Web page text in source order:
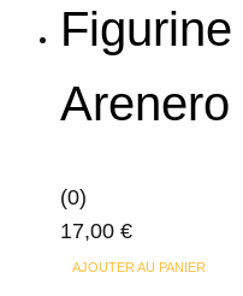
Arenero
(0)
17,00 €
AJOUTER AU PANIER